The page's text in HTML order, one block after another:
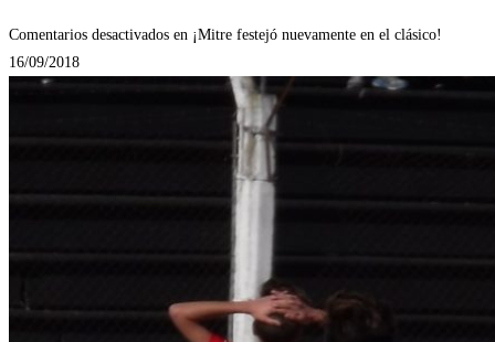
Comentarios desactivados en ¡Mitre festejó nuevamente en el clásico!
16/09/2018